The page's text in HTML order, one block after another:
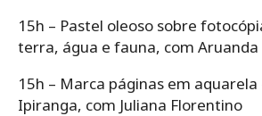
15h – Pastel oleoso sobre
terra, água e fauna, com Aruanda
15h – Marca páginas em aquarela
Ipiranga, com Juliana Florentino